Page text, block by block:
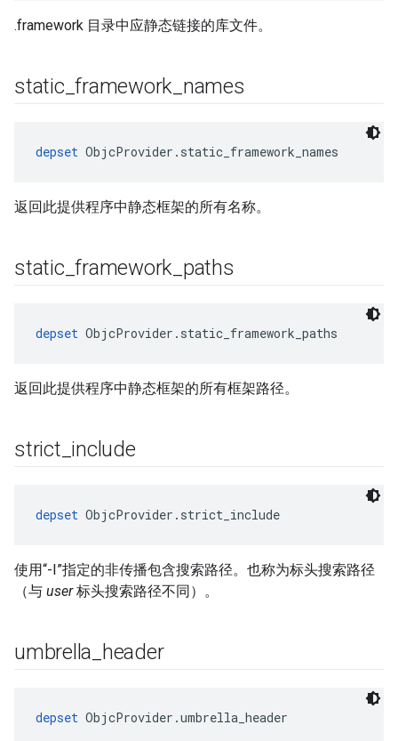
.framework 目录中应静态链接的库文件。
static _framework names
depset ObjcProvider.static_framework_names
返回此提供程序中静态框架的所有名称。
static _framework paths
depset ObjcProvider.static_framework_paths
返回此提供程序中静态框架的所有框架路径。
strict include
depset ObjcProvider.strict_include
使用“-I”指定的非传播包含搜索路径。也称为标头搜索路径
（与 user标头搜索路径不同）。
umbrella header
depset ObjcProvider.umbrella_header